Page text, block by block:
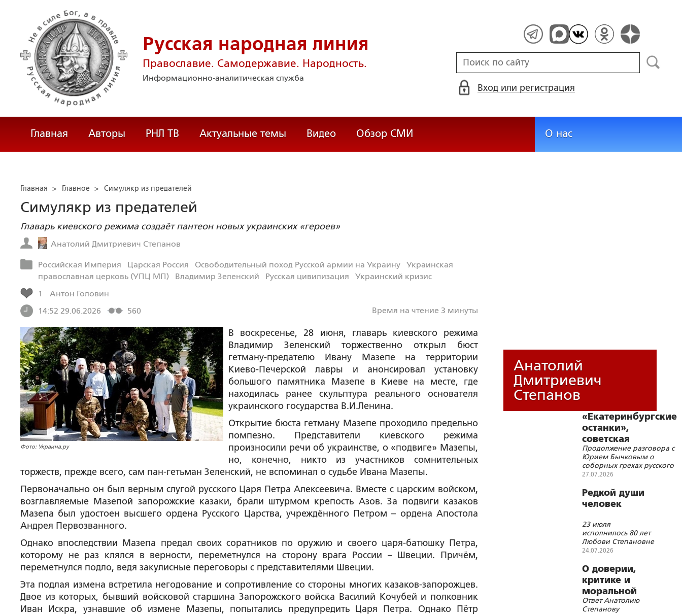
Русская народная линия
Православие. Самодержавие. Народность.
Информационно-аналитическая служба
Вход или регистрация
Главная Авторы РНЛ ТВ Актуальные темы Видео Обзор СМИ О нас
Главная > Главное > Симулякр из предателей
Симулякр из предателей
Главарь киевского режима создаёт пантеон новых украинских «героев»
Анатолий Дмитриевич Степанов
Российская Империя Царская Россия Освободительный поход Русской армии на Украину
Украинская
православная церковь (УПЦ МП)
Владимир Зеленский Русская цивилизация
Украинский кризис
1
Антон Головин
14:52 29.06.2026
560 Время на чтение 3 минуты
Фото: Украина.ру
В воскресенье, 28 июня, главарь киевского режима
Владимир Зеленский торжественно открыл бюст
гетману-предателю Ивану Мазепе на территории
Киево-Печерской лавры и анонсировал установку
большого памятника Мазепе в Киеве на месте, где
находилась ранее скульптура реального основателя
украинского государства В.И.Ленина.
Открытие бюста гетману Мазепе проходило предельно
помпезно. Представители киевского режима
произносили речи об украинстве, о «подвиге» Мазепы,
но, конечно, никто из участников сомнительных
торжеств, прежде всего, сам пан-гетьман Зеленский, не вспоминал о судьбе Ивана Мазепы.
Первоначально он был верным слугой русского Царя Петра Алексеевича. Вместе с царским войском,
возглавляемые Мазепой запорожские казаки, брали штурмом крепость Азов. За подвиги казаков
Мазепа был удостоен высшего ордена Русского Царства, учреждённого Петром – ордена Апостола
Андрея Первозванного.
Однако впоследствии Мазепа предал своих соратников по оружию и своего царя-батюшку Петра,
которому не раз клялся в верности, переметнулся на сторону врага России – Швеции. Причём,
переметнулся подло, ведя закулисные переговоры с представителями Швеции.
Эта подлая измена встретила негодование и сопротивление со стороны многих казаков-запорожцев.
Двое из которых, бывший войсковой старшина Запорожского войска Василий Кочубей и полковник
Иван Искра, узнавшие об измене Мазепы, попытались предупредить Царя Петра. Однако Пётр
Анатолий
Дмитриевич
Степанов
«Екатеринбургские
останки»,
советская
символика и
цифровизации
Продолжение разговора с
Юрием Бычковым о
соборных грехах русского
народа
27.07.2026
Редкой души
человек
23 июля
исполнилось 80 лет
Любови Степановне
Гармаш
24.07.2026
О доверии,
критике и
моральной
мобилизации
Ответ Анатолию
Степанову